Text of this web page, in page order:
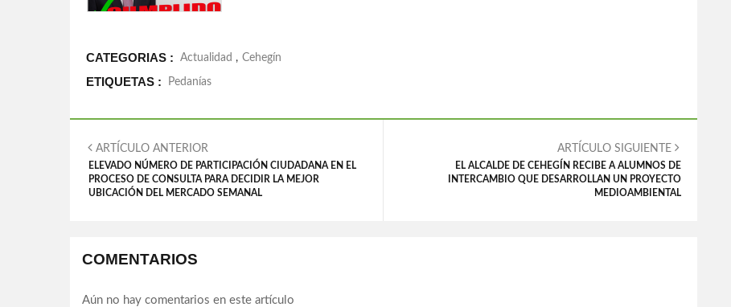
CATEGORIAS : Actualidad , Cehegín
ETIQUETAS : Pedanías
ARTÍCULO ANTERIOR
ELEVADO NÚMERO DE PARTICIPACIÓN CIUDADANA EN EL
PROCESO DE CONSULTA PARA DECIDIR LA MEJOR
UBICACIÓN DEL MERCADO SEMANAL
ARTÍCULO SIGUIENTE
EL ALCALDE DE CEHEGÍN RECIBE A ALUMNOS DE
INTERCAMBIO QUE DESARROLLAN UN PROYECTO
MEDIOAMBIENTAL
COMENTARIOS
Aún no hay comentarios en este artículo